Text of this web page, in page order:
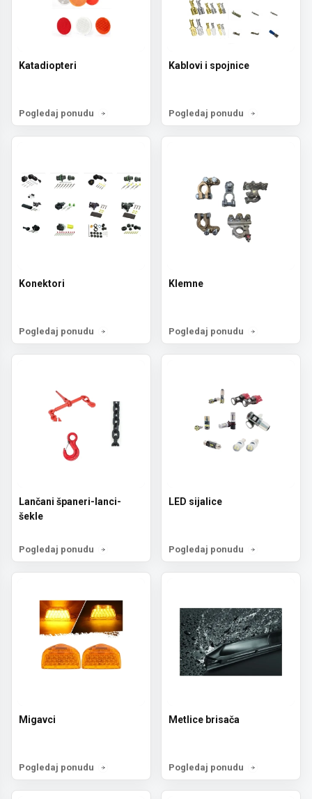
Katadiopteri
Pogledaj ponudu
Kablovi i spojnice
Pogledaj ponudu
Konektori
Pogledaj ponudu
Klemne
Pogledaj ponudu
Lančani španeri-lanci-
šekle
Pogledaj ponudu
LED sijalice
Pogledaj ponudu
Migavci
Pogledaj ponudu
Metlice brisača
Pogledaj ponudu